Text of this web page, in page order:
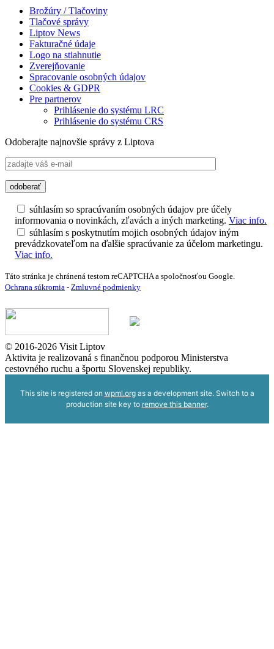
Brožúry / Tlačoviny
Tlačové správy
Liptov News
Fakturačné údaje
Logo na stiahnutie
Zverejňovanie
Spracovanie osobných údajov
Cookies & GDPR
Pre partnerov
Prihlásenie do systému LRC
Prihlásenie do systému CRS
Odoberajte najnovšie správy z Liptova
súhlasím so spracúvaním osobných údajov pre účely
informovania o novinkách, zľavách a iných marketing. Viac info.
súhlasím s poskytnutím mojich osobných údajov iným
prevádzkovateľom na ďalšie spracúvanie za účelom marketingu.
Viac info.
Táto stránka je chránená testom reCAPTCHA a spoločnosťou Google.
Ochrana súkromia - Zmluvné podmienky
© 2016-2026 Visit Liptov
Aktivita je realizovaná s finančnou podporou Ministerstva
cestovného ruchu a športu Slovenskej republiky.
This site is registered on wpml.orgas a development site. Switch to a
production site key to remove this banner.